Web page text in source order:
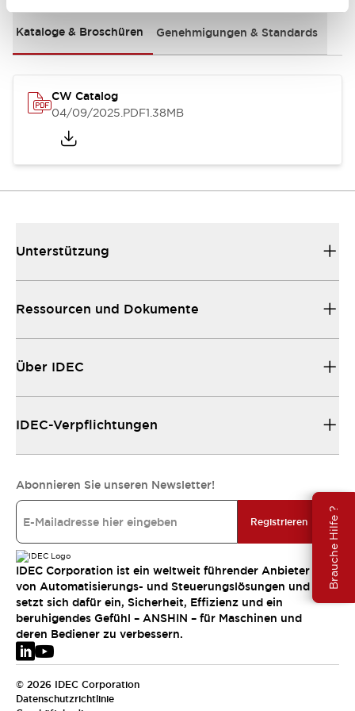
Brauche Hilfe ?
Kataloge & Broschüren Genehmigungen & Standards
CW Catalog
04/09/2025.PDF1.38MB
Unterstützung
Ressourcen und Dokumente
Über IDEC
IDEC-Verpflichtungen
Abonnieren Sie unseren Newsletter!
Registrieren
IDEC Corporation ist ein weltweit führender Anbieter
von Automatisierungs- und Steuerungslösungen und
setzt sich dafür ein, Sicherheit, Effizienz und ein
beruhigendes Gefühl – ANSHIN – für Maschinen und
deren Bediener zu verbessern.
© 2026 IDEC Corporation
Datenschutzrichtlinie